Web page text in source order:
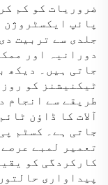
ضروریات کو کم
پائپ ایکسٹروژن
جلدی سے تربیت
دورانیہ اور
جاتی ہیں۔ دیکھ
ٹیکنیشنز کو
طریقے سے انجام
آلات کا ڈاؤن
جاتی ہے۔ کسٹم
تعمیر لمبے
کارکردگی کو
پیداواری